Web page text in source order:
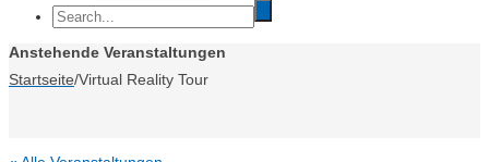
Anstehende Veranstaltungen
Startseite/Virtual Reality Tour